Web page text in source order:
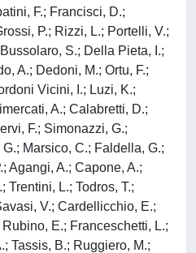
F.; Francisci, D.;
P.; Rizzi, L.; Portelli, V.;
S.; Della Pieta, I.;
A.; Dedoni, M.; Ortu, F.;
Vicini, I.; Luzi, K.;
A.; Calabretti, D.;
F.; Simonazzi, G.;
Marsico, C.; Faldella, G.;
Agangi, A.; Capone, A.;
Trentini, L.; Todros, T.;
V.; Cardellicchio, E.;
E.; Franceschetti, L.;
Tassis, B.; Ruggiero, M.;